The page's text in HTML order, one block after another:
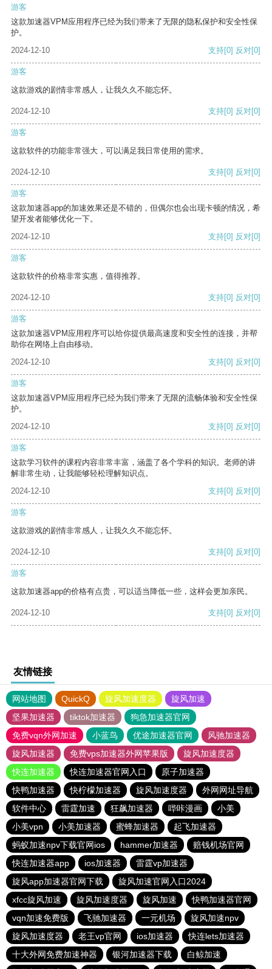
游客
这款加速器VPM应用程序已经为我们带来了无限的隐私保护和安全性保
护。
2024-12-10
支持[0] 反对[0]
游客
这款游戏的剧情非常感人，让我久久不能忘怀。
2024-12-10 支持[0] 反对[0]
游客
这款软件的功能非常强大，可以满足我日常使用的需求。
2024-12-10 支持[0] 反对[0]
游客
这款加速器app的加速效果还是不错的，但偶尔也会出现卡顿的情况，希
望开发者能够优化一下。
2024-12-10
支持[0] 反对[0]
游客
这款软件的价格非常实惠，值得推荐。
2024-12-10 支持[0] 反对[0]
游客
这款加速器VPM应用程序可以给你提供最高速度和安全性的连接，并帮
助你在网络上自由移动。
2024-12-10
支持[0] 反对[0]
游客
这款加速器VPM应用程序已经为我们带来了无限的流畅体验和安全性保
护。
2024-12-10
支持[0] 反对[0]
游客
这款学习软件的课程内容非常丰富，涵盖了各个学科的知识。老师的讲
解非常生动，让我能够轻松理解知识点。
2024-12-10
支持[0] 反对[0]
游客
这款游戏的剧情非常感人，让我久久不能忘怀。
2024-12-10 支持[0] 反对[0]
游客
这款加速器app的价格有点贵，可以适当降低一些，这样会更加亲民。
2024-12-10 支持[0] 反对[0]
友情链接
网站地图 QuickQ 旋风加速度器
旋风加速
坚果加速器
tiktok加速器
狗急加速器官网
免费vqn外网加速
小蓝鸟 优途加速器官网
风驰加速器
旋风加速器
免费vps加速器外网苹果版
旋风加速度器
快连加速器
快连加速器官网入口
原子加速器
快鸭加速器
快柠檬加速器 旋风加速度器
外网网址导航
软件中心
雷霆加速 狂飙加速器 哔咔漫画
小美
小美vpn
小美加速器 蜜蜂加速器
起飞加速器
蚂蚁加速npv下载官网ios
hammer加速器
赔钱机场官网
快连加速器app
ios加速器
雷霆vp加速器
旋风app加速器官网下载
旋风加速官网入口2024
xfcc旋风加速
旋风加速度器 旋风加速
快鸭加速器官网
vqn加速免费版
飞驰加速器 一元机场
旋风加速npv
旋风加速度器
老王vp官网 ios加速器
快连lets加速器
十大外网免费加速神器
银河加速器下载
白鲸加速